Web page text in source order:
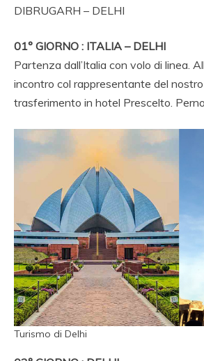
NORD INDIA,
AGENZIA
SPECIALISTA
VIAGGIO
NOLEGGIO
MACCHINA
RAJASTHAN,
VIAGGIO
PALACE ON
AGENZIA
VIAGGIO
ITALIA AND
AGENZIA
DIBRUGARH – DELHI
01° GIORNO : ITALIA – DELHI
Partenza dall’Italia con volo di linea.
incontro col rappresentante del
trasferimento in hotel Prescelto.
Turismo di Delhi